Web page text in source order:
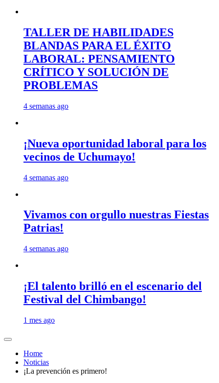
TALLER DE HABILIDADES
BLANDAS PARA EL ÉXITO
LABORAL: PENSAMIENTO
CRÍTICO Y SOLUCIÓN DE
PROBLEMAS
4 semanas ago
¡Nueva oportunidad laboral para los
vecinos de Uchumayo!
4 semanas ago
Vivamos con orgullo nuestras Fiestas
Patrias!
4 semanas ago
¡El talento brilló en el escenario del
Festival del Chimbango!
1 mes ago
Home
Noticias
¡La prevención es primero!